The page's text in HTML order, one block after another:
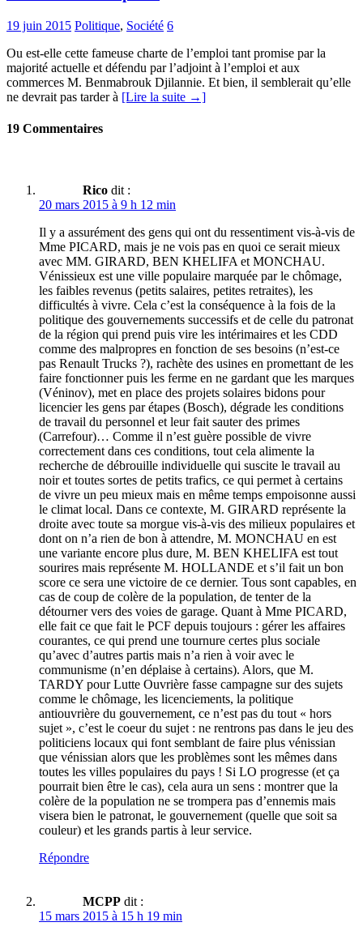
19 juin 2015 Politique, Société 6
Ou est-elle cette fameuse charte de l’emploi tant promise par la
majorité actuelle et défendu par l’adjoint à l’emploi et aux
commerces M. Benmabrouk Djilannie. Et bien, il semblerait qu’elle
ne devrait pas tarder à [Lire la suite →]
19 Commentaires
Rico dit :
20 mars 2015 à 9 h 12 min
Il y a assurément des gens qui ont du ressentiment vis-à-vis de
Mme PICARD, mais je ne vois pas en quoi ce serait mieux
avec MM. GIRARD, BEN KHELIFA et MONCHAU.
Vénissieux est une ville populaire marquée par le chômage,
les faibles revenus (petits salaires, petites retraites), les
difficultés à vivre. Cela c’est la conséquence à la fois de la
politique des gouvernements successifs et de celle du patronat
de la région qui prend puis vire les intérimaires et les CDD
comme des malpropres en fonction de ses besoins (n’est-ce
pas Renault Trucks ?), rachète des usines en promettant de les
faire fonctionner puis les ferme en ne gardant que les marques
(Véninov), met en place des projets solaires bidons pour
licencier les gens par étapes (Bosch), dégrade les conditions
de travail du personnel et leur fait sauter des primes
(Carrefour)… Comme il n’est guère possible de vivre
correctement dans ces conditions, tout cela alimente la
recherche de débrouille individuelle qui suscite le travail au
noir et toutes sortes de petits trafics, ce qui permet à certains
de vivre un peu mieux mais en même temps empoisonne aussi
le climat local. Dans ce contexte, M. GIRARD représente la
droite avec toute sa morgue vis-à-vis des milieux populaires et
dont on n’a rien de bon à attendre, M. MONCHAU en est
une variante encore plus dure, M. BEN KHELIFA est tout
sourires mais représente M. HOLLANDE et s’il fait un bon
score ce sera une victoire de ce dernier. Tous sont capables, en
cas de coup de colère de la population, de tenter de la
détourner vers des voies de garage. Quant à Mme PICARD,
elle fait ce que fait le PCF depuis toujours : gérer les affaires
courantes, ce qui prend une tournure certes plus sociale
qu’avec d’autres partis mais n’a rien à voir avec le
communisme (n’en déplaise à certains). Alors, que M.
TARDY pour Lutte Ouvrière fasse campagne sur des sujets
comme le chômage, les licenciements, la politique
antiouvrière du gouvernement, ce n’est pas du tout « hors
sujet », c’est le coeur du sujet : ne rentrons pas dans le jeu des
politiciens locaux qui font semblant de faire plus vénissian
que vénissian alors que les problèmes sont les mêmes dans
toutes les villes populaires du pays ! Si LO progresse (et ça
pourrait bien être le cas), cela aura un sens : montrer que la
colère de la population ne se trompera pas d’ennemis mais
visera bien le patronat, le gouvernement (quelle que soit sa
couleur) et les grands partis à leur service.
Répondre
MCPP dit :
15 mars 2015 à 15 h 19 min